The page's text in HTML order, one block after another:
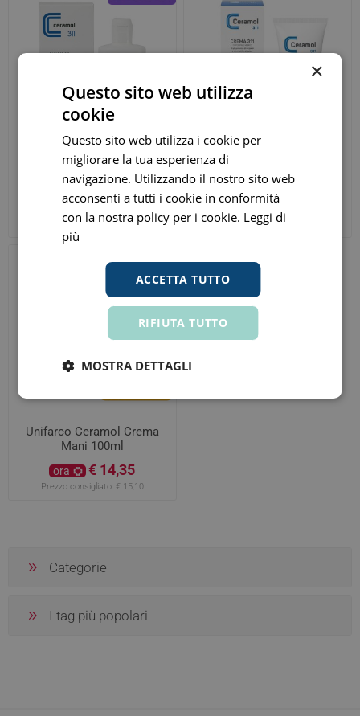
Unifarco Ceramol Shampoo
Doccia 200ml
€ 14,06
Prezzo consigliato: € 14,80
Ceramol Crema 311
Trattamento di eczemi e
dermatite 200ml
€ 22,88
Prezzo consigliato:
Unifarco Ceramol Crema
Mani 100ml
ora € 14,35
Prezzo consigliato: € 15,10
Categorie
I tag più popolari
×
Questo sito web utilizza
cookie
Questo sito web utilizza i cookie per
migliorare la tua esperienza di
navigazione. Utilizzando il nostro sito web
acconsenti a tutti i cookie in conformità
con la nostra policy per i cookie. Leggi di
più
ACCETTA TUTTO
RIFIUTA TUTTO
MOSTRA DETTAGLI